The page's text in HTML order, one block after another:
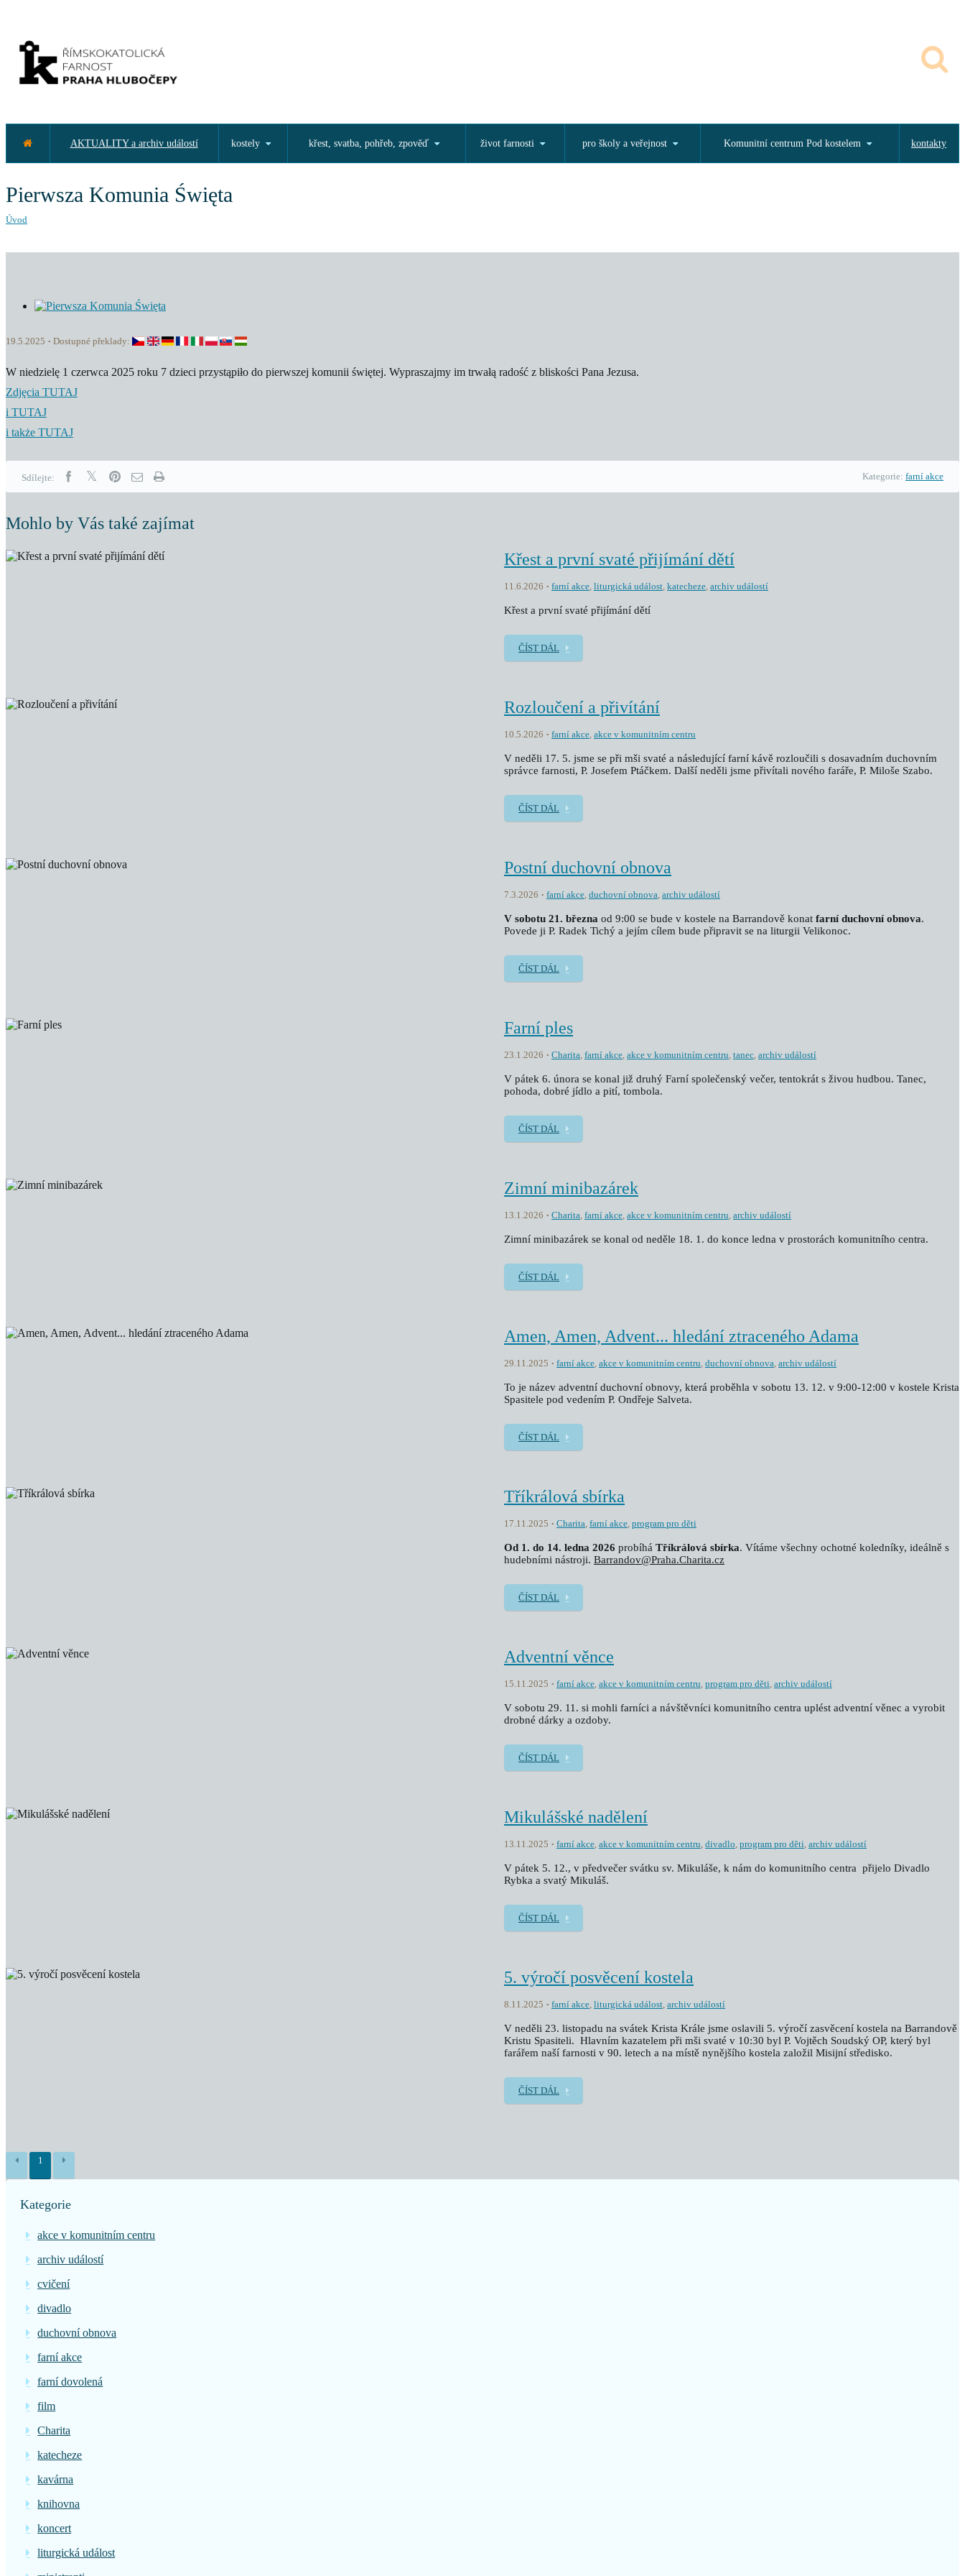
AKTUALITY a archiv událostí kostely křest, svatba, pohřeb, zpověď život farnosti pro školy a veřejnost Komunitní centrum Pod kostelem kontakty
Pierwsza Komunia Święta
Úvod
19.5.2025 Dostupné překlady:
W niedzielę 1 czerwca 2025 roku 7 dzieci przystąpiło do pierwszej komunii świętej. Wypraszajmy im trwałą radość z bliskości Pana Jezusa.
Zdjęcia TUTAJ
i TUTAJ
i także TUTAJ
Sdílejte: Kategorie: farní akce
Mohlo by Vás také zajímat
Křest a první svaté přijímání dětí
11.6.2026 farní akce, liturgická událost, katecheze, archiv událostí
Křest a první svaté přijímání dětí
ČÍST DÁL
Rozloučení a přivítání
10.5.2026 farní akce, akce v komunitním centru
V neděli 17. 5. jsme se při mši svaté a následující farní kávě rozloučili s dosavadním duchovním
správce farnosti, P. Josefem Ptáčkem. Další neděli jsme přivítali nového faráře, P. Miloše Szabo.
ČÍST DÁL
Postní duchovní obnova
7.3.2026 farní akce, duchovní obnova, archiv událostí
V sobotu 21. března od 9:00 se bude v kostele na Barrandově konat farní duchovní obnova.
Povede ji P. Radek Tichý a jejím cílem bude připravit se na liturgii Velikonoc.
ČÍST DÁL
Farní ples
23.1.2026 Charita, farní akce, akce v komunitním centru, tanec, archiv událostí
V pátek 6. února se konal již druhý Farní společenský večer, tentokrát s živou hudbou. Tanec,
pohoda, dobré jídlo a pití, tombola.
ČÍST DÁL
Zimní minibazárek
13.1.2026 Charita, farní akce, akce v komunitním centru, archiv událostí
Zimní minibazárek se konal od neděle 18. 1. do konce ledna v prostorách komunitního centra.
ČÍST DÁL
Amen, Amen, Advent... hledání ztraceného Adama
29.11.2025 farní akce, akce v komunitním centru, duchovní obnova, archiv událostí
To je název adventní duchovní obnovy, která proběhla v sobotu 13. 12. v 9:00-12:00 v kostele Krista
Spasitele pod vedením P. Ondřeje Salveta.
ČÍST DÁL
Tříkrálová sbírka
17.11.2025 Charita, farní akce, program pro děti
Od 1. do 14. ledna 2026 probíhá Tříkrálová sbírka. Vítáme všechny ochotné koledníky, ideálně s
hudebními nástroji. Barrandov@Praha.Charita.cz
ČÍST DÁL
Adventní věnce
15.11.2025 farní akce, akce v komunitním centru, program pro děti, archiv událostí
V sobotu 29. 11. si mohli farníci a návštěvníci komunitního centra uplést adventní věnec a vyrobit
drobné dárky a ozdoby.
ČÍST DÁL
Mikulášské nadělení
13.11.2025 farní akce, akce v komunitním centru, divadlo, program pro děti, archiv událostí
V pátek 5. 12., v předvečer svátku sv. Mikuláše, k nám do komunitního centra přijelo Divadlo
Rybka a svatý Mikuláš.
ČÍST DÁL
5. výročí posvěcení kostela
8.11.2025 farní akce, liturgická událost, archiv událostí
V neděli 23. listopadu na svátek Krista Krále jsme oslavili 5. výročí zasvěcení kostela na Barrandově
Kristu Spasiteli. Hlavním kazatelem při mši svaté v 10:30 byl P. Vojtěch Soudský OP, který byl
farářem naší farnosti v 90. letech a na místě nynějšího kostela založil Misijní středisko.
ČÍST DÁL
1
Kategorie
akce v komunitním centru
archiv událostí
cvičení
divadlo
duchovní obnova
farní akce
farní dovolená
film
Charita
katecheze
kavárna
knihovna
koncert
liturgická událost